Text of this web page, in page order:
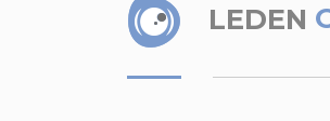
LEDEN